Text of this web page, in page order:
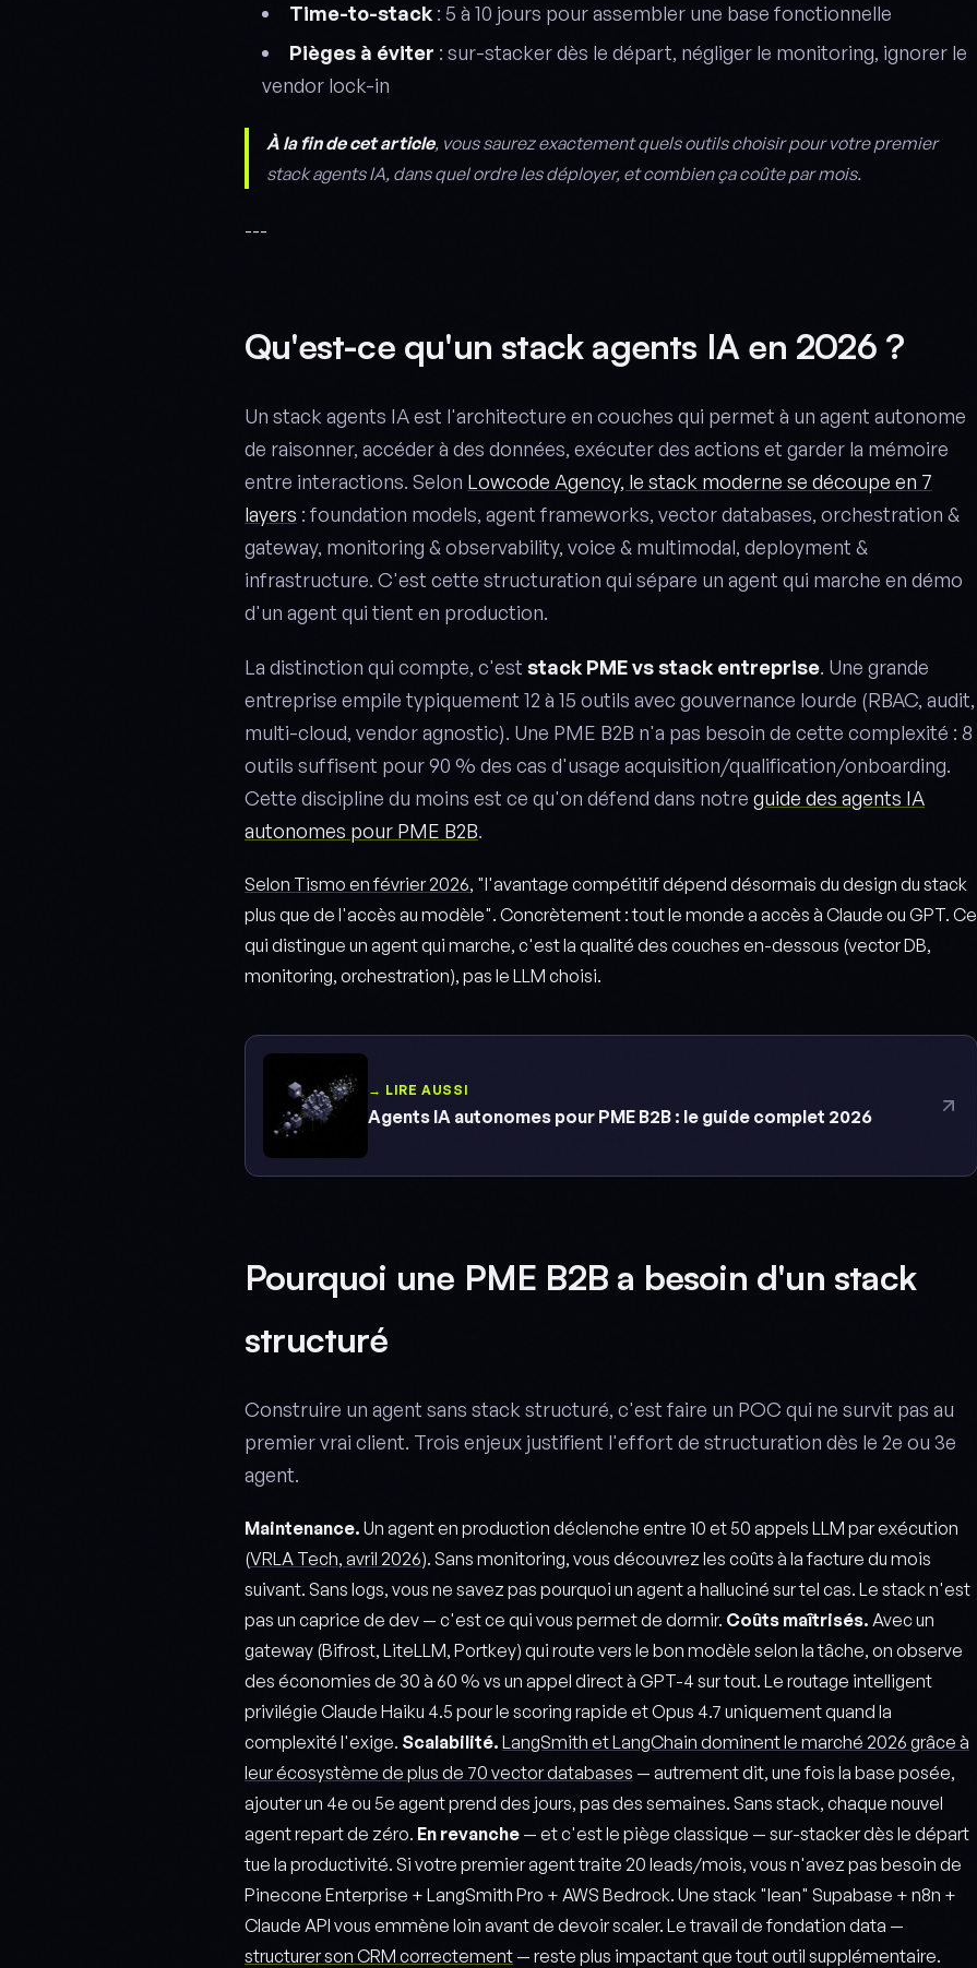
Time-to-stack : 5 à 10 jours pour assembler une base fonctionnelle
Pièges à éviter : sur-stacker dès le départ, négliger le monitoring, ignorer le
vendor lock-in
À la fin de cet article, vous saurez exactement quels outils choisir pour votre premier
stack agents IA, dans quel ordre les déployer, et combien ça coûte par mois.
---
Qu'est-ce qu'un stack agents IA en 2026 ?
Un stack agents IA est l'architecture en couches qui permet à un agent autonome
de raisonner, accéder à des données, exécuter des actions et garder la mémoire
entre interactions. Selon Lowcode Agency, le stack moderne se découpe en 7
layers : foundation models, agent frameworks, vector databases, orchestration &
gateway, monitoring & observability, voice & multimodal, deployment &
infrastructure. C'est cette structuration qui sépare un agent qui marche en démo
d'un agent qui tient en production.
La distinction qui compte, c'est stack PME vs stack entreprise. Une grande
entreprise empile typiquement 12 à 15 outils avec gouvernance lourde (RBAC, audit,
multi-cloud, vendor agnostic). Une PME B2B n'a pas besoin de cette complexité : 8
outils suffisent pour 90 % des cas d'usage acquisition/qualification/onboarding.
Cette discipline du moins est ce qu'on défend dans notre guide des agents IA
autonomes pour PME B2B.
Selon Tismo en février 2026, "l'avantage compétitif dépend désormais du design du stack
plus que de l'accès au modèle". Concrètement : tout le monde a accès à Claude ou GPT. Ce
qui distingue un agent qui marche, c'est la qualité des couches en-dessous (vector DB,
monitoring, orchestration), pas le LLM choisi.
→ LIRE AUSSI
Agents IA autonomes pour PME B2B : le guide complet 2026
Pourquoi une PME B2B a besoin d'un stack
structuré
Construire un agent sans stack structuré, c'est faire un POC qui ne survit pas au
premier vrai client. Trois enjeux justifient l'effort de structuration dès le 2e ou 3e
agent.
Maintenance. Un agent en production déclenche entre 10 et 50 appels LLM par exécution
(VRLA Tech, avril 2026). Sans monitoring, vous découvrez les coûts à la facture du mois
suivant. Sans logs, vous ne savez pas pourquoi un agent a halluciné sur tel cas. Le stack n'est
pas un caprice de dev — c'est ce qui vous permet de dormir. Coûts maîtrisés. Avec un
gateway (Bifrost, LiteLLM, Portkey) qui route vers le bon modèle selon la tâche, on observe
des économies de 30 à 60 % vs un appel direct à GPT-4 sur tout. Le routage intelligent
privilégie Claude Haiku 4.5 pour le scoring rapide et Opus 4.7 uniquement quand la
complexité l'exige. Scalabilité. LangSmith et LangChain dominent le marché 2026 grâce à
leur écosystème de plus de 70 vector databases — autrement dit, une fois la base posée,
ajouter un 4e ou 5e agent prend des jours, pas des semaines. Sans stack, chaque nouvel
agent repart de zéro. En revanche — et c'est le piège classique — sur-stacker dès le départ
tue la productivité. Si votre premier agent traite 20 leads/mois, vous n'avez pas besoin de
Pinecone Enterprise + LangSmith Pro + AWS Bedrock. Une stack "lean" Supabase + n8n +
Claude API vous emmène loin avant de devoir scaler. Le travail de fondation data —
structurer son CRM correctement — reste plus impactant que tout outil supplémentaire.